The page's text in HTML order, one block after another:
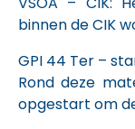
binnen de CIK
GPI 44 Ter –
Rond deze
opgestart om